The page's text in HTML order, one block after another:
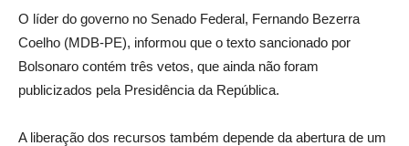
O líder do governo no Senado Federal, Fernando Bezerra
Coelho (MDB-PE), informou que o texto sancionado por
Bolsonaro contém três vetos, que ainda não foram
publicizados pela Presidência da República.
A liberação dos recursos também depende da abertura de um